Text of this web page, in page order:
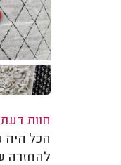
חוות
הכל היה
להחזרה